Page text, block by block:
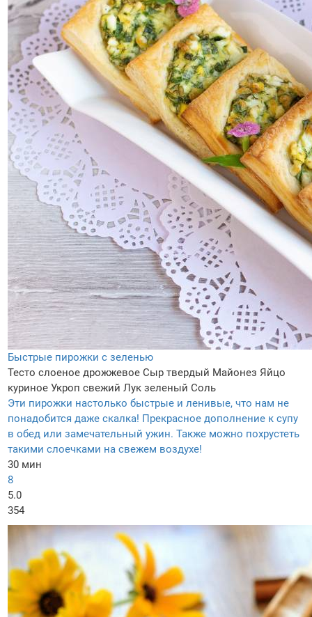
Быстрые пирожки с зеленью
Тесто слоеное дрожжевое Сыр твердый Майонез Яйцо
куриное Укроп свежий Лук зеленый Соль
Эти пирожки настолько быстрые и ленивые, что нам не
понадобится даже скалка! Прекрасное дополнение к супу
в обед или замечательный ужин. Также можно похрустеть
такими слоечками на свежем воздухе!
30 мин
8
5.0
354